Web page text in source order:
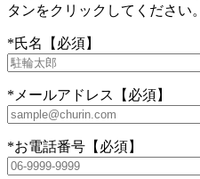
タンをクリックしてください。
*氏名 【必須】
* メールアドレス 【必須】
*お電話番号 【必須】